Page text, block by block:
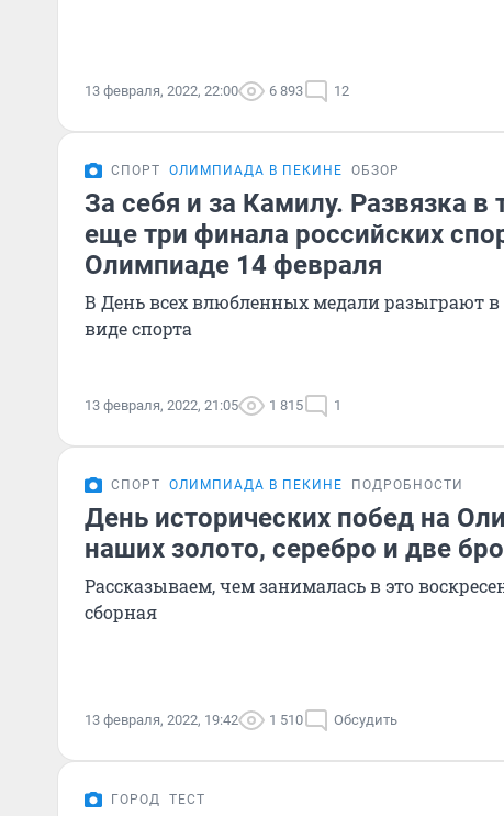
13 февраля, 2022, 22:00 6 893 12
СПОРТ ОЛИМПИАДА В ПЕКИНЕ ОБЗОР
За себя и за Камилу. Развязка в
еще три финала российских
Олимпиаде 14 февраля
В День всех влюбленных медали разыграют
виде спорта
13 февраля, 2022, 21:05 1 815 1
СПОРТ ОЛИМПИАДА В ПЕКИНЕ ПОДРОБНОСТИ
День исторических побед на
наших золото, серебро и две
Рассказываем, чем занималась в это
сборная
13 февраля, 2022, 19:42 1 510 Обсудить
ГОРОД ТЕСТ